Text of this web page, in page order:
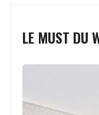
LE MUST DU